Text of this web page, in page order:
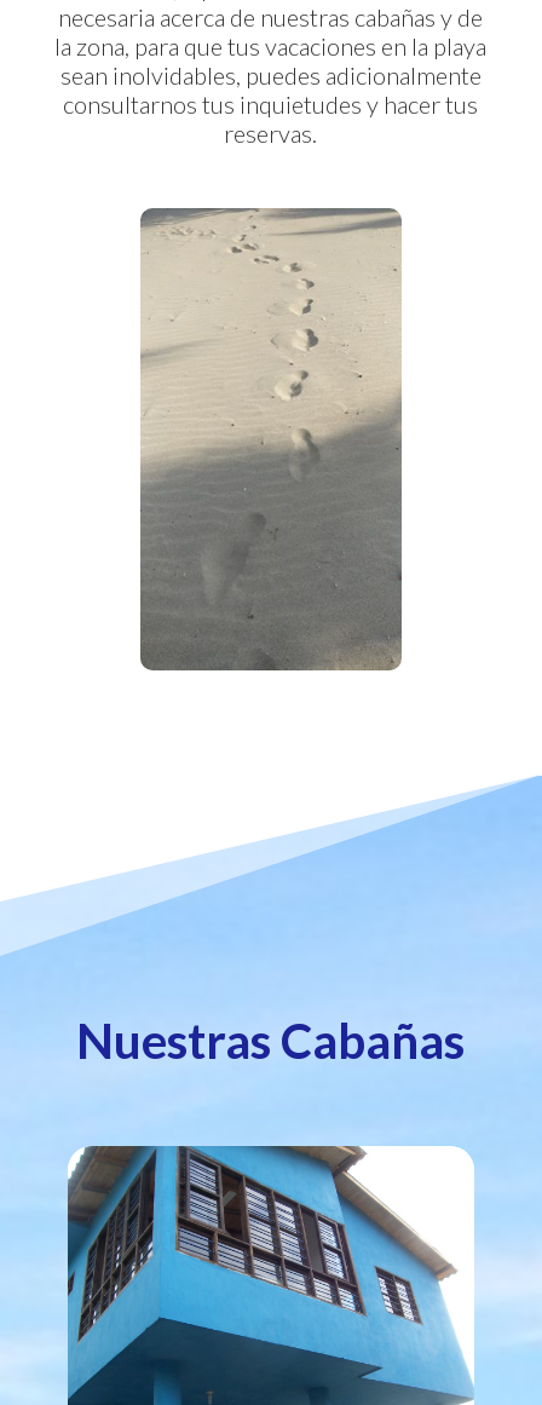
necesaria acerca de nuestras cabañas y de
la zona, para que tus vacaciones en la playa
sean inolvidables, puedes adicionalmente
consultarnos tus inquietudes y hacer tus
reservas.
Nuestras Cabañas